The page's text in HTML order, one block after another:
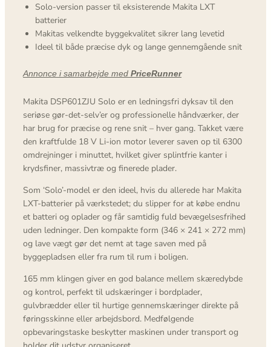
Solo-version passer til eksisterende Makita LXT
batterier
Makitas velkendte byggekvalitet sikrer lang levetid
Ideel til både præcise dyk og lange gennemgående snit
Annonce i samarbejde med PriceRunner
Makita DSP601ZJU Solo er en ledningsfri dyksav til den
seriøse gør-det-selv’er og professionelle håndværker, der
har brug for præcise og rene snit – hver gang. Takket være
den kraftfulde 18 V Li-ion motor leverer saven op til 6300
omdrejninger i minuttet, hvilket giver splintfrie kanter i
krydsfiner, massivtræ og finerede plader.
Som ‘Solo’-model er den ideel, hvis du allerede har Makita
LXT-batterier på værkstedet; du slipper for at købe endnu
et batteri og oplader og får samtidig fuld bevægelsesfrihed
uden ledninger. Den kompakte form (346 × 241 × 272 mm)
og lave vægt gør det nemt at tage saven med på
byggepladsen eller fra rum til rum i boligen.
165 mm klingen giver en god balance mellem skæredybde
og kontrol, perfekt til udskæringer i bordplader,
gulvbrædder eller til hurtige gennemskæringer direkte på
føringsskinne eller arbejdsbord. Medfølgende
opbevaringstaske beskytter maskinen under transport og